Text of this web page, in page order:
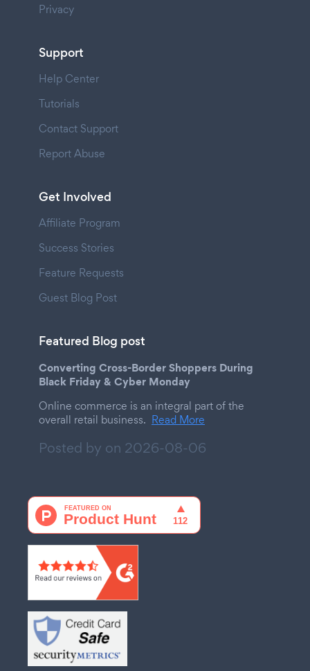
Privacy
Support
Help Center
Tutorials
Contact Support
Report Abuse
Get Involved
Affiliate Program
Success Stories
Feature Requests
Guest Blog Post
Featured Blog post
Converting Cross-Border Shoppers During
Black Friday & Cyber Monday
Online commerce is an integral part of the
overall retail business. Read More
Posted by on 2026-08-06